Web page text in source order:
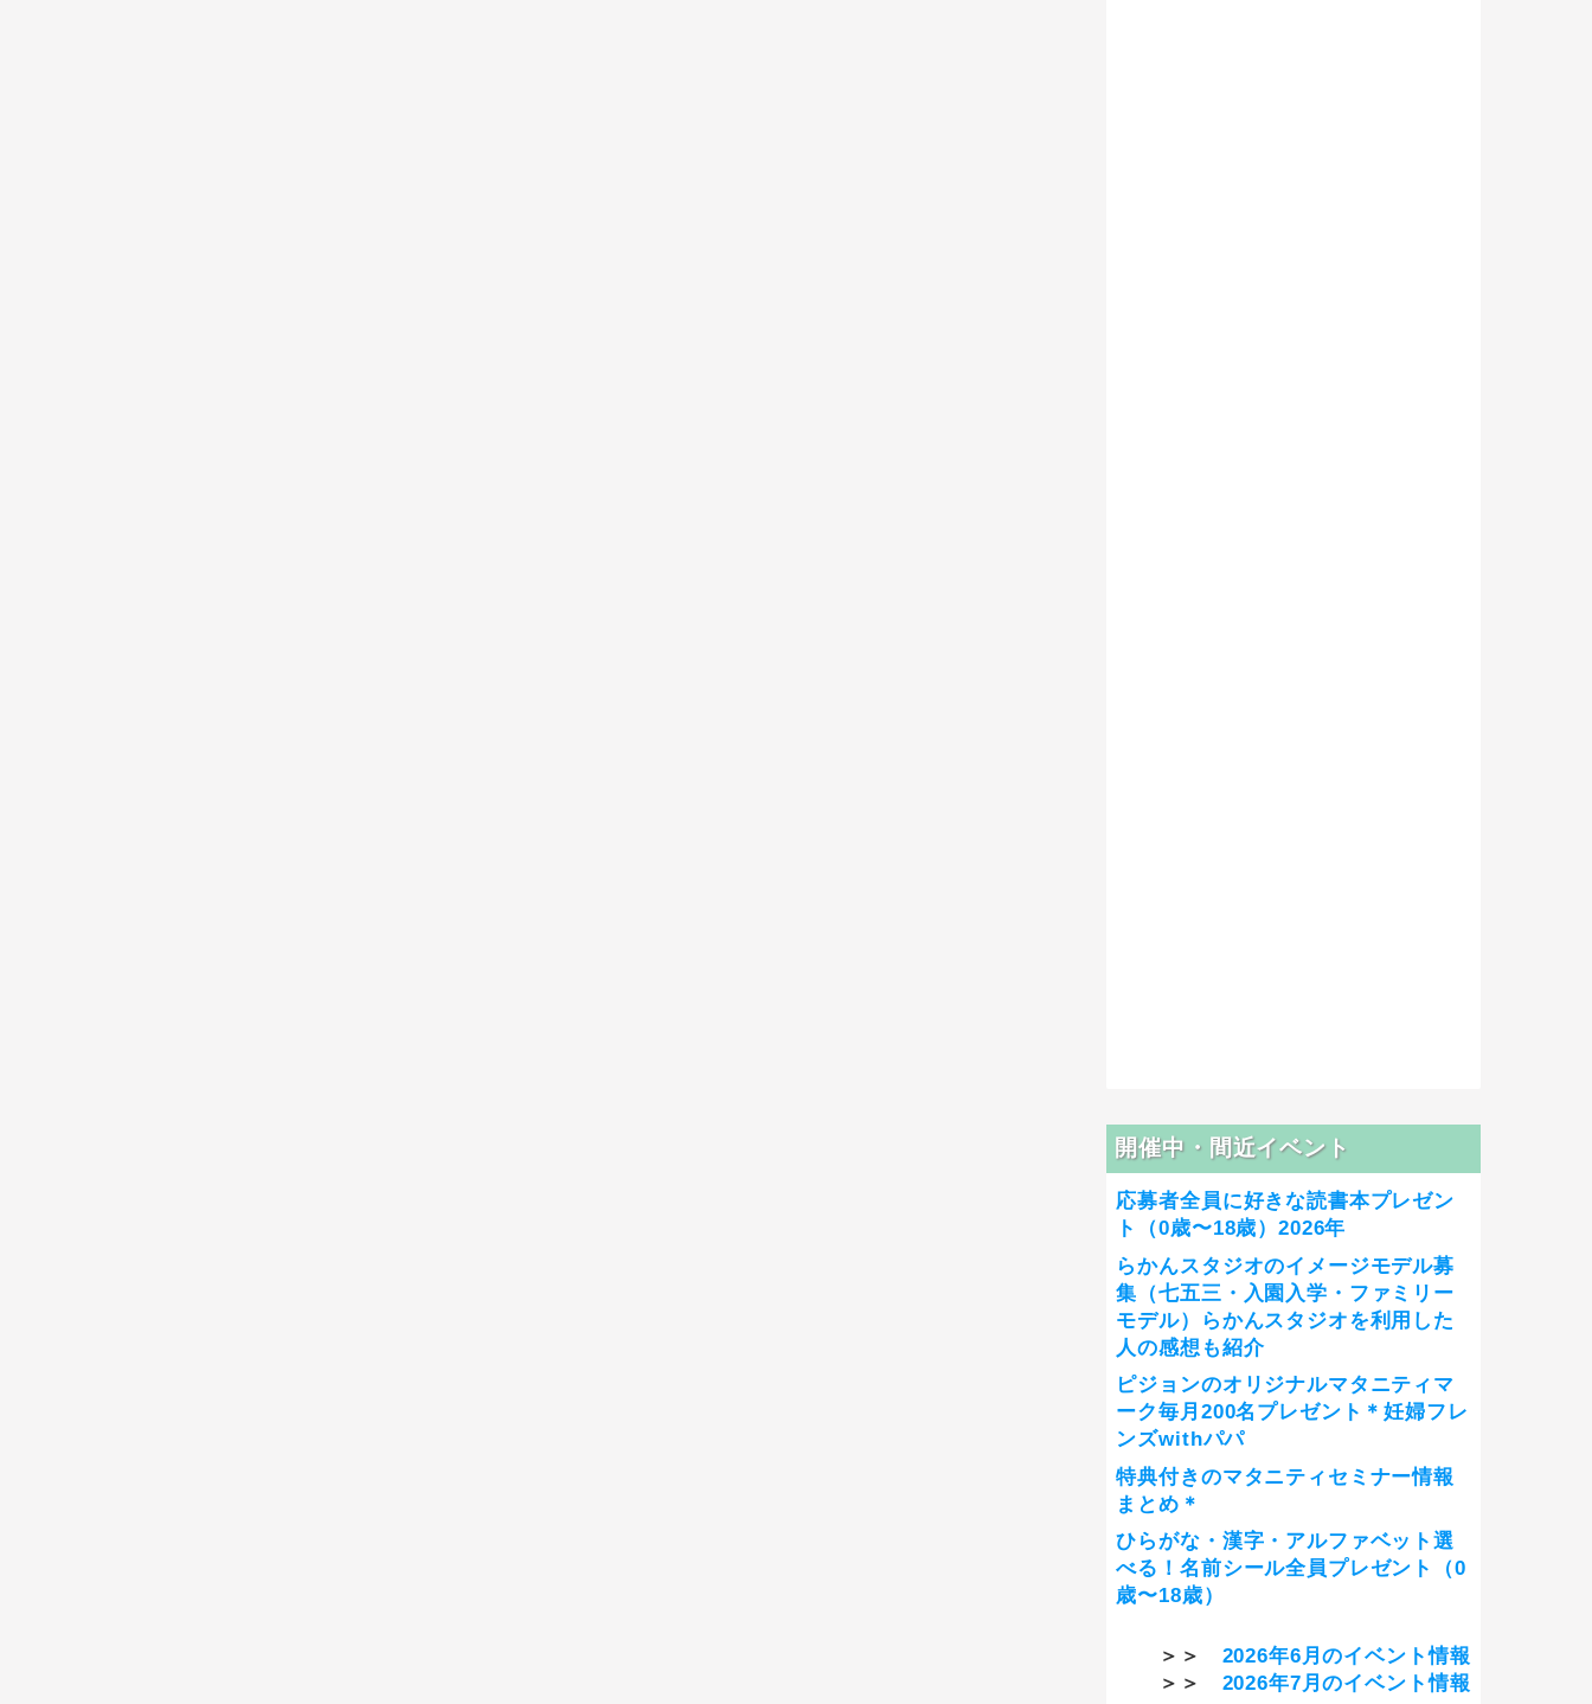
開催中・間近イベント
応募者全員に好きな読書本プレゼン
ト（0歳〜18歳）2026年
らかんスタジオのイメージモデル募
集（七五三・入園入学・ファミリー
モデル）らかんスタジオを利用した
人の感想も紹介
ピジョンのオリジナルマタニティマ
ーク毎月200名プレゼント＊妊婦フレ
ンズwithパパ
特典付きのマタニティセミナー情報
まとめ＊
ひらがな・漢字・アルファベット選
べる！名前シール全員プレゼント（0
歳〜18歳）
＞＞ 2026年6月のイベント情報
＞＞ 2026年7月のイベント情報